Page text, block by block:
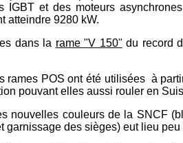
et des moteurs
atteindre 9280 kW.
dans la rame "V 150" du record
rames POS ont été utilisées à
pouvant elles aussi rouler en
nouvelles couleurs de la SNCF
garnissage des sièges) eut lieu peu